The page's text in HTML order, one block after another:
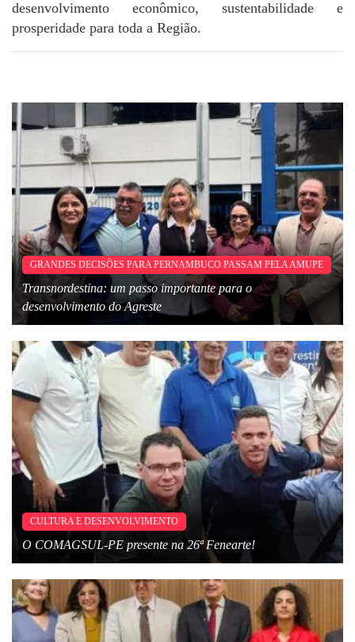
desenvolvimento econômico, sustentabilidade e
prosperidade para toda a Região.
GRANDES DECISÕES PARA PERNAMBUCO PASSAM PELA AMUPE
Transnordestina: um passo importante para o
desenvolvimento do Agreste
CULTURA E DESENVOLVIMENTO
O COMAGSUL-PE presente na 26ª Fenearte!